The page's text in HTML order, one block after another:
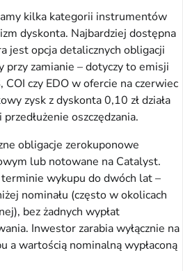
kilka kategorii instrumentów
dyskonta. Najbardziej dostępna
jest opcja detalicznych obligacji
przy zamianie – dotyczy to emisji
COI czy EDO w ofercie na czerwiec
zysk z dyskonta 0,10 zł działa
oszczędzania.
obligacje zerokuponowe
lub notowane na Catalyst.
terminie wykupu do dwóch lat –
nominału (często w okolicach
bez żadnych wypłat
Inwestor zarabia wyłącznie na
a wartością nominalną wypłaconą